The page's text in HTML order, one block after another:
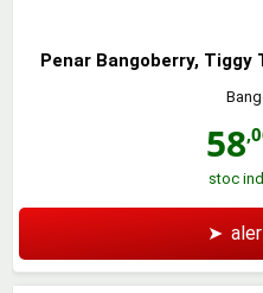
Penar Bangoberry,
58
stoc
➤